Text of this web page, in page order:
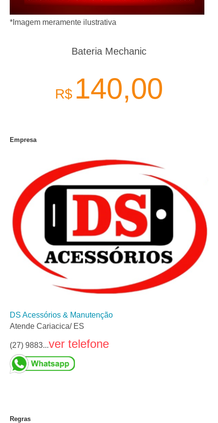
*Imagem meramente ilustrativa
Bateria Mechanic
R$ 140,00
Empresa
DS Acessórios & Manutenção
Atende Cariacica/ ES
(27) 9883...ver telefone
Regras